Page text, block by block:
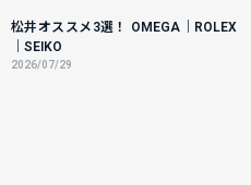
松井オススメ3選！ OMEGA｜ROLEX
｜SEIKO
2026/07/29